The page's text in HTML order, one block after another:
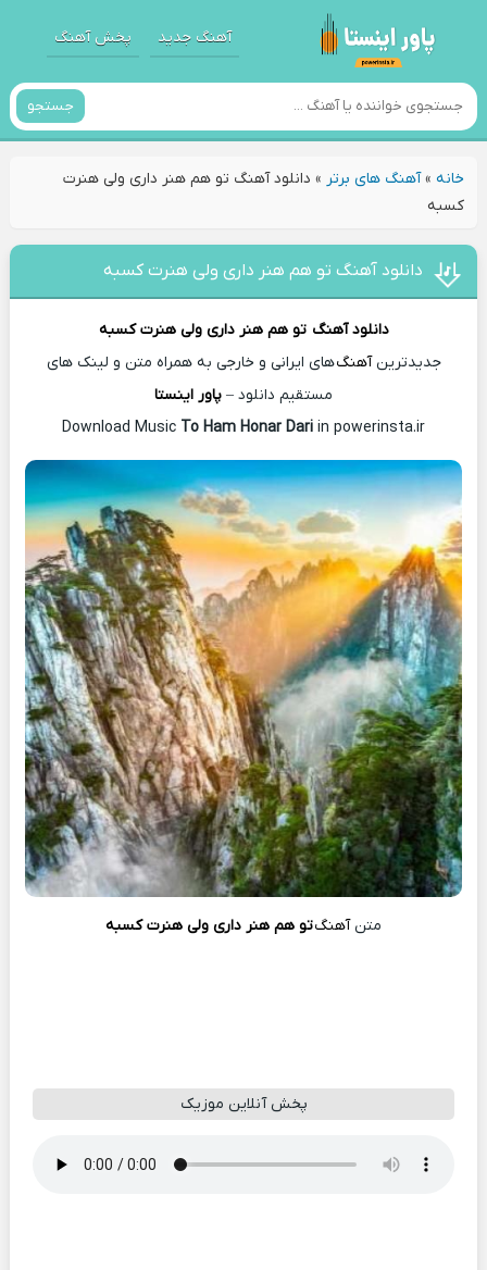
آهنگ جدید پخش آهنگ
جستجو
خانه»آهنگ های برتر » دانلود آهنگ تو هم هنر داری ولی هنرت
کسبه
دانلود آهنگ تو هم هنر داری ولی هنرت کسبه
دانلود آهنگ تو هم هنر داری ولی هنرت کسبه
جدیدترینآهنگهای ایرانی و خارجی به همراه متن و لینک های
مستقیم دانلود – پاور اینستا
Download Music
To Ham Honar Dari in powerinsta.ir
متنآهنگتو هم هنر داری ولی هنرت کسبه
پخش آنلاین موزیک